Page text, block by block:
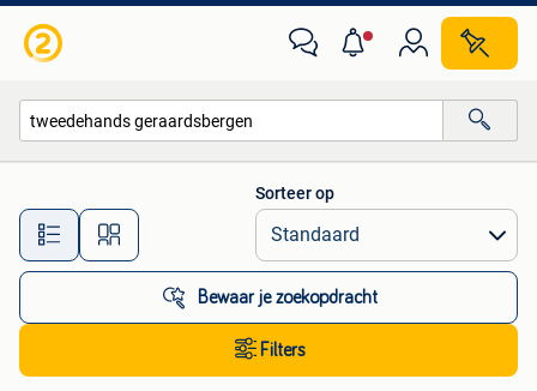
Alle afstanden…
Sorteer op
Bewaar je zoekopdracht
Filters